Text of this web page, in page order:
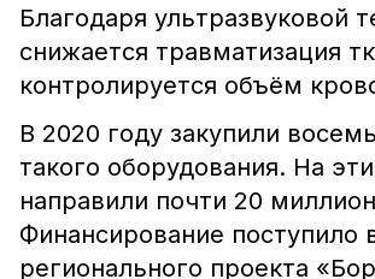
Благодаря ультразвуковой
снижается травматизация
контролируется объём
В 2020 году закупили
такого оборудования. На
направили почти 20
Финансирование поступило
регионального проекта